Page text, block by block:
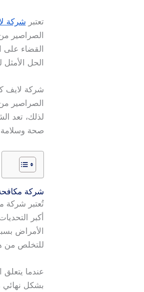
تعتبر شركة
الصراصير
القضاء
الحل
شركة لايف
الصراصير
لذلك، تعد
صحة وسلامة
شركة
تُعتبر شركة
أكبر
الأمراض
للتخلص من
عندما
بشكل